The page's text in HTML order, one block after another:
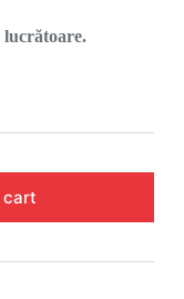
lucrătoare.
cart